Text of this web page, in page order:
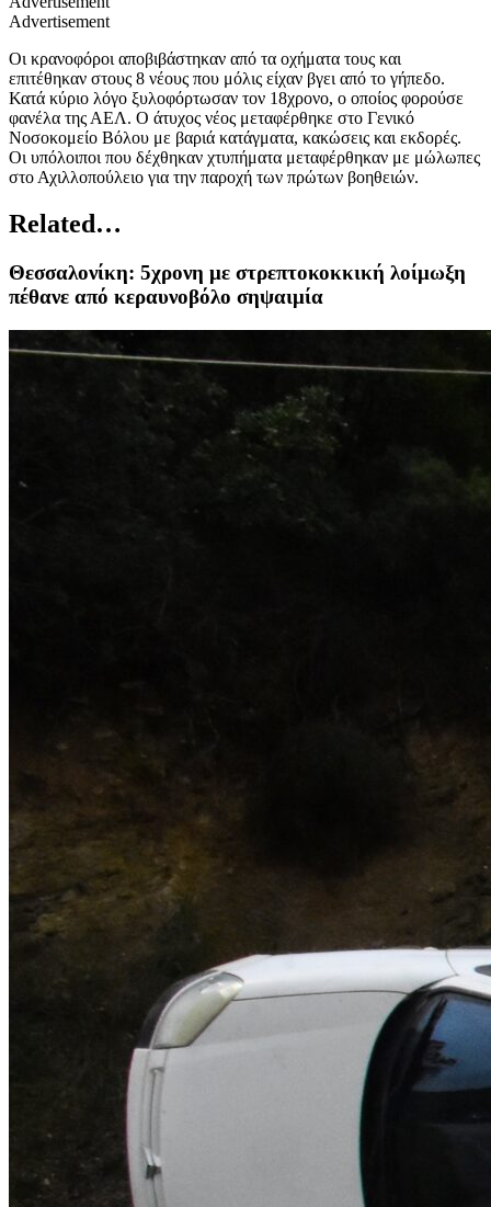
Advertisement
Οι κρανοφόροι αποβιβάστηκαν από τα οχήματα τους και
επιτέθηκαν στους 8 νέους που μόλις είχαν βγει από το γήπεδο.
Κατά κύριο λόγο ξυλοφόρτωσαν τον 18χρονο, ο οποίος φορούσε
φανέλα της ΑΕΛ. Ο άτυχος νέος μεταφέρθηκε στο Γενικό
Νοσοκομείο Βόλου με βαριά κατάγματα, κακώσεις και εκδορές.
Οι υπόλοιποι που δέχθηκαν χτυπήματα μεταφέρθηκαν με μώλωπες
στο Αχιλλοπούλειο για την παροχή των πρώτων βοηθειών.
Related…
Θεσσαλονίκη: 5χρονη με στρεπτοκοκκική λοίμωξη
πέθανε από κεραυνοβόλο σηψαιμία